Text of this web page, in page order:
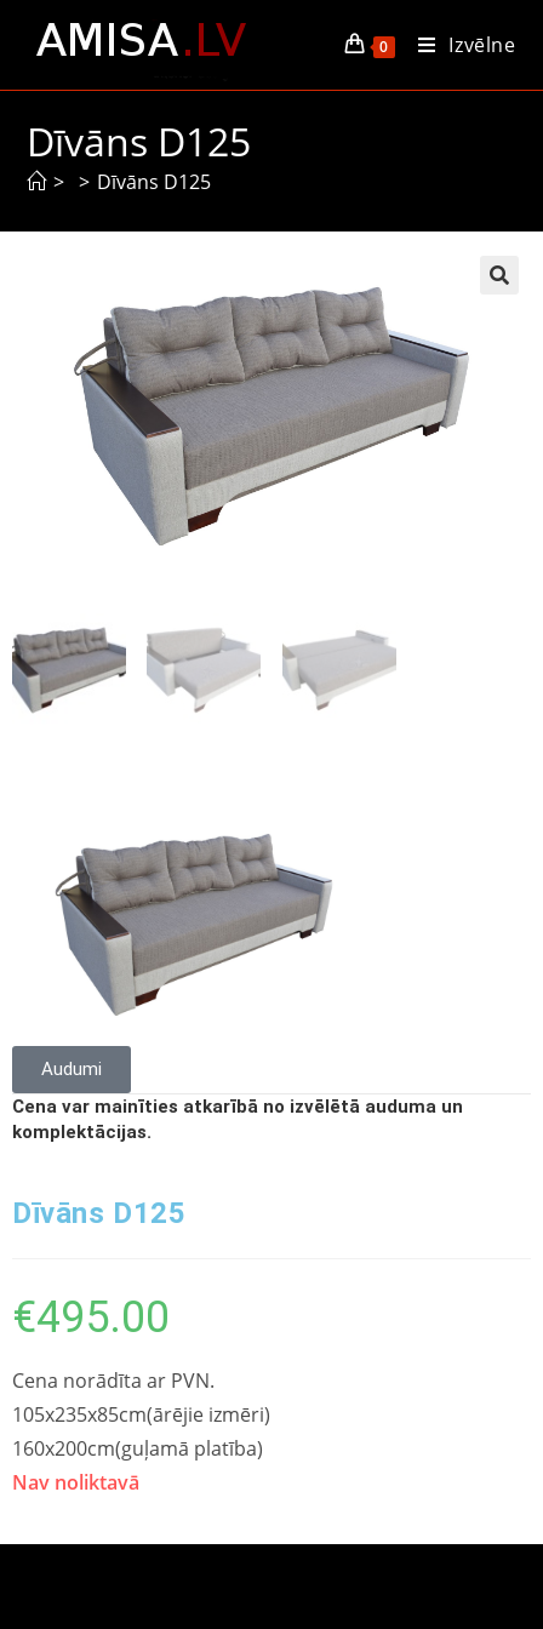
0 Izvēlne
Dīvāns D125
> > Dīvāns D125
Audumi
Cena var mainīties atkarībā no izvēlētā auduma un
komplektācijas.
Dīvāns D125
€495.00
Cena norādīta ar PVN.
105x235x85cm(ārējie izmēri)
160x200cm(guļamā platība)
Nav noliktavā